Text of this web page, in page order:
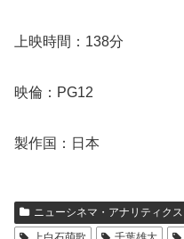
上映時間：138分
映倫：PG12
製作国：日本
ニューシネマ・アナリティクス